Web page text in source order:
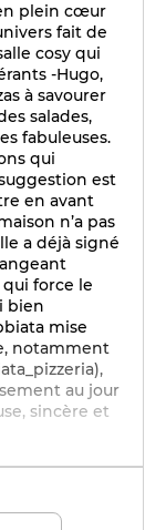
plein cœur
fait de
cosy qui
-Hugo,
à savourer
salades,
fabuleuses.
qui
est
en avant
n’a pas
a déjà signé
force le
bien
mise
notamment
au jour
sincère et